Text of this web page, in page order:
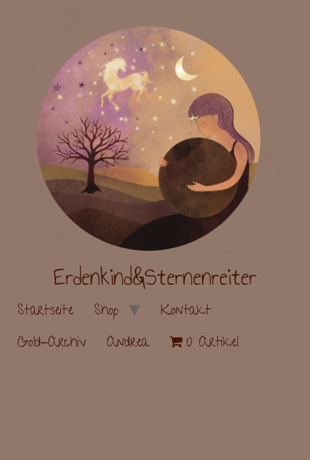
Erdenkind&Sternenreiter
Startseite Shop
Kontakt
Gold-Archiv
Andrea 0 Artikel